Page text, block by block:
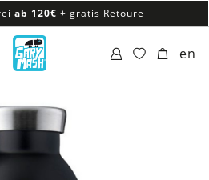
ab 120€ + gratis Retoure
fair produziertes Sortiment
ab 120€
en